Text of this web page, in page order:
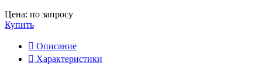
Цена: по запросу
Купить
Описание
Характеристики